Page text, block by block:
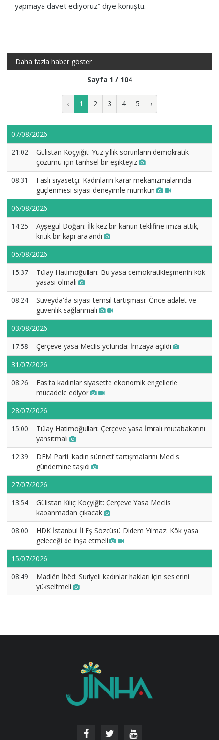
yapmaya davet ediyoruz” diye konuştu.
Daha fazla haber göster
Sayfa 1 / 104
‹ 1 2 3 4 5 ›
07/08/2026
21:02
Gülistan Koçyiğit: Yüz yıllık sorunların demokratik
çözümü için tarihsel bir eşikteyiz
08:31
Faslı siyasetçi: Kadınların karar mekanizmalarında
güçlenmesi siyasi deneyimle mümkün
06/08/2026
14:25
Ayşegül Doğan: İlk kez bir kanun teklifine imza attık,
kritik bir kapı aralandı
05/08/2026
15:37
Tülay Hatimoğulları: Bu yasa demokratikleşmenin kök
yasası olmalı
08:24
Süveyda'da siyasi temsil tartışması: Önce adalet ve
güvenlik sağlanmalı
03/08/2026
17:58
Çerçeve yasa Meclis yolunda: İmzaya açıldı
31/07/2026
08:26
Fas'ta kadınlar siyasette ekonomik engellerle
mücadele ediyor
28/07/2026
15:00
Tülay Hatimoğulları: Çerçeve yasa İmralı mutabakatını
yansıtmalı
12:39
DEM Parti 'kadın sünneti’ tartışmalarını Meclis
gündemine taşıdı
27/07/2026
13:54
Gülistan Kılıç Koçyiğit: Çerçeve Yasa Meclis
kapanmadan çıkacak
08:00
HDK İstanbul İl Eş Sözcüsü Didem Yılmaz: Kök yasa
geleceği de inşa etmeli
15/07/2026
08:49
Madlên İbêd: Suriyeli kadınlar hakları için seslerini
yükseltmeli